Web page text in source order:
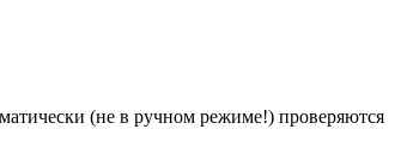
(не в ручном режиме!) проверяются